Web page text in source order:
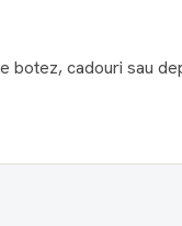
botez, cadouri sau